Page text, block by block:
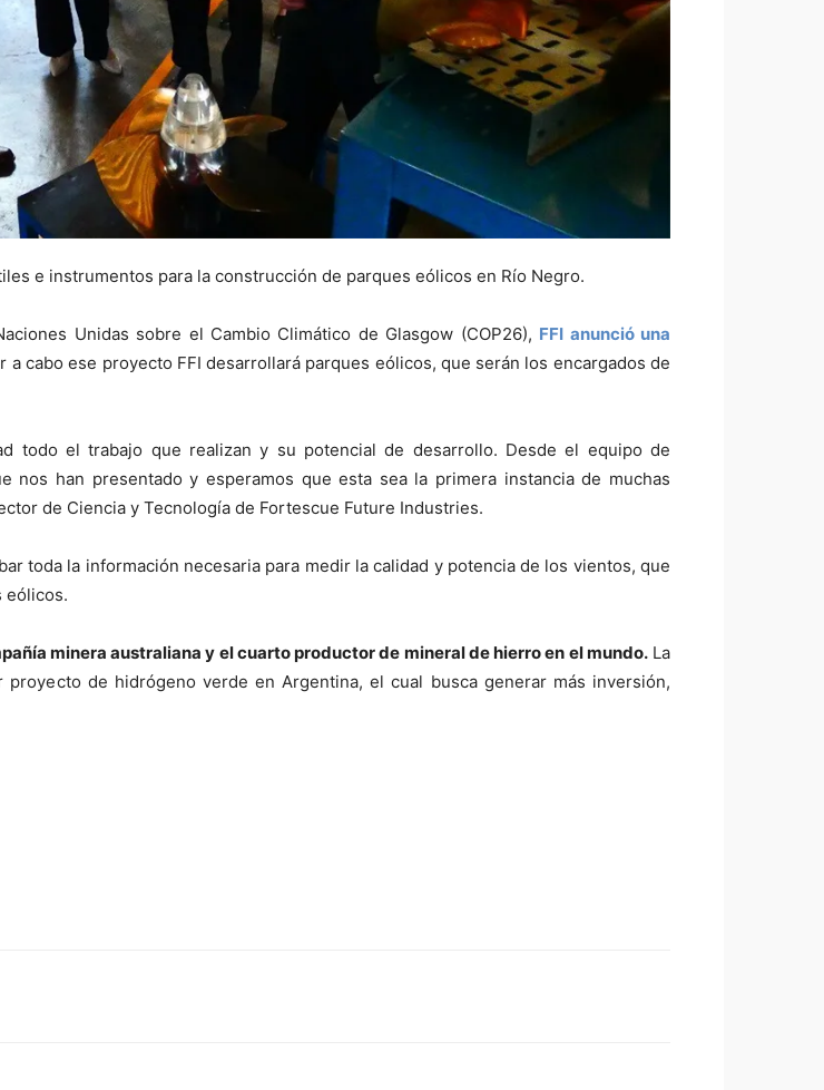
e instrumentos para la construcción de parques eólicos en Río Negro.
Unidas sobre el Cambio Climático de Glasgow (COP26), FFI anunció una
a cabo ese proyecto FFI desarrollará parques eólicos, que serán los encargados de
todo el trabajo que realizan y su potencial de desarrollo. Desde el equipo de
nos han presentado y esperamos que esta sea la primera instancia de muchas
de Ciencia y Tecnología de Fortescue Future Industries.
toda la información necesaria para medir la calidad y potencia de los vientos, que
eólicos.
minera australiana y el cuarto productor de mineral de hierro en el mundo.La
de hidrógeno verde en Argentina, el cual busca generar más inversión,